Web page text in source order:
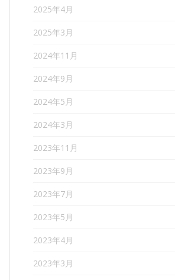
2025年4月
2025年3月
2024年11月
2024年9月
2024年5月
2024年3月
2023年11月
2023年9月
2023年7月
2023年5月
2023年4月
2023年3月